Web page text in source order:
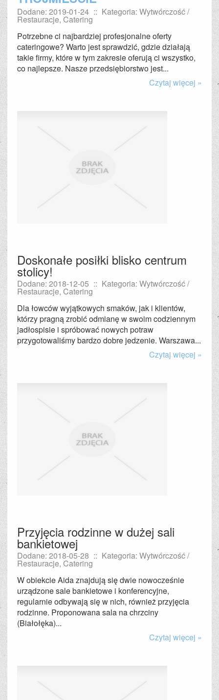
Dodane: 2019-01-24 :: Kategoria: Wytwórczość /
Restauracje, Catering
Potrzebne ci najbardziej profesjonalne oferty
cateringowe? Warto jest sprawdzić, gdzie działają
takie firmy, które w tym zakresie oferują ci wszystko,
co najlepsze. Nasze przedsiębiorstwo jest...
Czytaj więcej »
Doskonałe posiłki blisko centrum
stolicy!
Dodane: 2018-12-05 :: Kategoria: Wytwórczość /
Restauracje, Catering
Dla łowców wyjątkowych smaków, jak i klientów,
którzy pragną zrobić odmianę w swoim codziennym
jadłospisie i spróbować nowych potraw
przygotowaliśmy bardzo dobre jedzenie. Warszawa...
Czytaj więcej »
Przyjęcia rodzinne w dużej sali
bankietowej
Dodane: 2018-05-28 :: Kategoria: Wytwórczość /
Restauracje, Catering
W obiekcie Aida znajdują się dwie nowocześnie
urządzone sale bankietowe i konferencyjne,
regularnie odbywają się w nich, również przyjęcia
rodzinne. Proponowana sala na chrzciny
(Białołęka)...
Czytaj więcej »